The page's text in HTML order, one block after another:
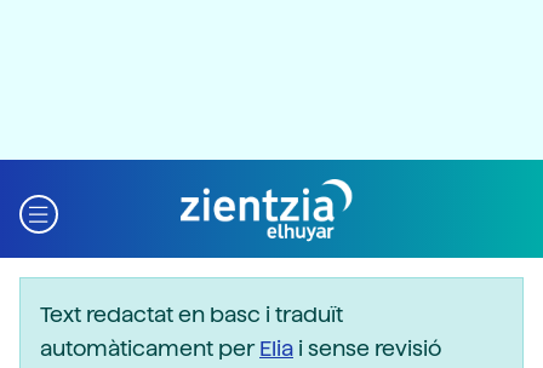
Text redactat en basc i traduït
automàticament perElia i sense revisió